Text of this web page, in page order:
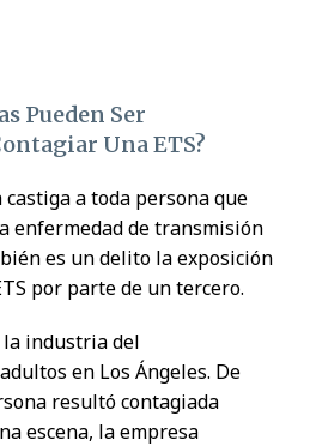
Pueden Ser
Una ETS?
a toda persona que
enfermedad de transmisión
es un delito la exposición
por parte de un tercero.
la industria del
en Los Ángeles. De
resultó contagiada
escena, la empresa